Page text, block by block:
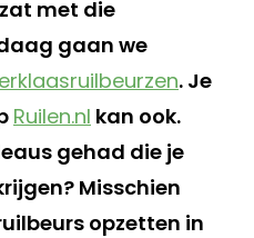
met die
gaan we
. Je
Ruilen.nl kan ook.
gehad die je
Misschien
opzetten in